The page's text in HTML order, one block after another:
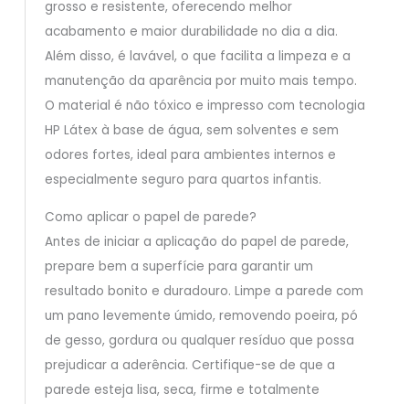
grosso e resistente, oferecendo melhor
acabamento e maior durabilidade no dia a dia.
Além disso, é lavável, o que facilita a limpeza e a
manutenção da aparência por muito mais tempo.
O material é não tóxico e impresso com tecnologia
HP Látex à base de água, sem solventes e sem
odores fortes, ideal para ambientes internos e
especialmente seguro para quartos infantis.
Como aplicar o papel de parede?
Antes de iniciar a aplicação do papel de parede,
prepare bem a superfície para garantir um
resultado bonito e duradouro. Limpe a parede com
um pano levemente úmido, removendo poeira, pó
de gesso, gordura ou qualquer resíduo que possa
prejudicar a aderência. Certifique-se de que a
parede esteja lisa, seca, firme e totalmente